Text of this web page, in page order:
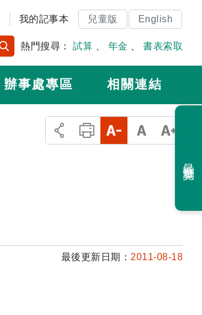
我的記事本 兒童版 English
熱門搜尋： 試算 年金 書表索取
辦事處專區 相關連結
最後更新日期： 2011-08-18